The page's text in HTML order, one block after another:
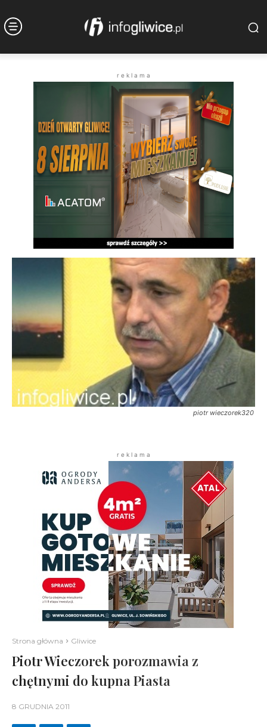
r e k l a m a
piotr wieczorek320
r e k l a m a
Strona główna Gliwice
Piotr Wieczorek porozmawia z
chętnymi do kupna Piasta
8 GRUDNIA 2011